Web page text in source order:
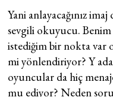
Yani anlayacağınız
sevgili okuyucu.
istediğim bir nokta var
mi yönlendiriyor? Y
oyuncular da hiç
mu ediyor? Neden